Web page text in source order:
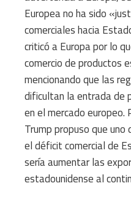
Europea no ha sido
comerciales hacia
criticó a Europa por lo
comercio de productos
mencionando que las
dificultan la entrada de
en el mercado
Trump propuso que uno
el déficit comercial de
sería aumentar las
estadounidense al